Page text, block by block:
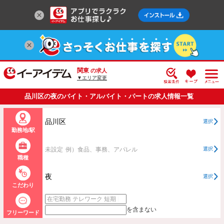
関東 の求人
▼エリア変更
品川区の夜のバイト・アルバイト・パートの求人情報一覧
勤務地/駅
品川区 選択
職種
未設定 例）食品、事務、アパレル 選択
こだわり
夜 選択
フリーワード を含まない